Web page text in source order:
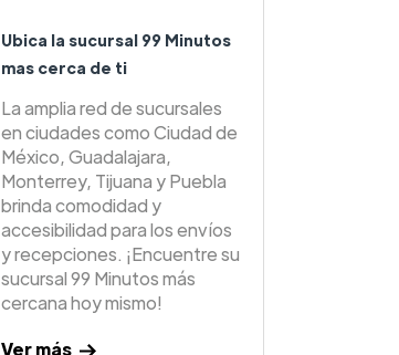
Ubica la sucursal 99 Minutos
mas cerca de ti
La amplia red de sucursales
en ciudades como Ciudad de
México, Guadalajara,
Monterrey, Tijuana y Puebla
brinda comodidad y
accesibilidad para los envíos
y recepciones. ¡Encuentre su
sucursal 99 Minutos más
cercana hoy mismo!
Ver más